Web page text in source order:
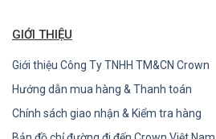
GIỚI THIỆU
Giới thiệu Công Ty TNHH TM&CN Crown
Hướng dẫn mua hàng & Thanh toán
Chính sách giao nhận & Kiểm tra hàng